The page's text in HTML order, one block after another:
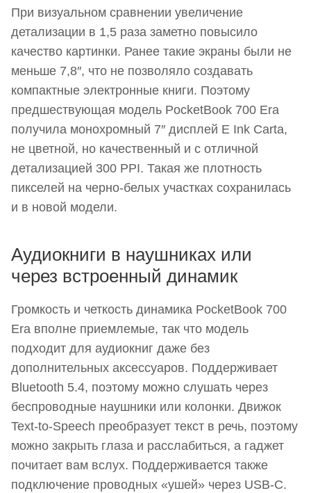
При визуальном сравнении увеличение
детализации в 1,5 раза заметно повысило
качество картинки. Ранее такие экраны были не
меньше 7,8″, что не позволяло создавать
компактные электронные книги. Поэтому
предшествующая модель PocketBook 700 Era
получила монохромный 7″ дисплей E Ink Carta,
не цветной, но качественный и с отличной
детализацией 300 PPI. Такая же плотность
пикселей на черно-белых участках сохранилась
и в новой модели.
Аудиокниги в наушниках или
через встроенный динамик
Громкость и четкость динамика PocketBook 700
Era вполне приемлемые, так что модель
подходит для аудиокниг даже без
дополнительных аксессуаров. Поддерживает
Bluetooth 5.4, поэтому можно слушать через
беспроводные наушники или колонки. Движок
Text-to-Speech преобразует текст в речь, поэтому
можно закрыть глаза и расслабиться, а гаджет
почитает вам вслух. Поддерживается также
подключение проводных «ушей» через USB-C.